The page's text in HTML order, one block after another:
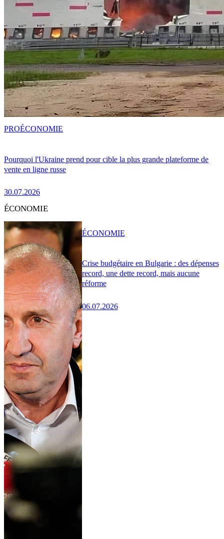
Pourquoi l'Ukraine prend pour cible la plus grande plateforme de
vente en ligne russe
30.07.2026
PROÉCONOMIE
ÉCONOMIE
Crise budgétaire en Bulgarie : des dépenses
record, une dette record, mais aucune
réforme
06.07.2026
ÉCONOMIE